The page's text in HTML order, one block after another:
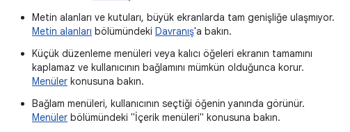
Metin alanları ve kutuları, büyük ekranlarda tam genişliğe ulaşmıyor.
Metin alanları bölümündeki Davranış'a bakın.
Küçük düzenleme menüleri veya kalıcı öğeleri ekranın tamamını
kaplamaz ve kullanıcının bağlamını mümkün olduğunca korur.
Menüler konusuna bakın.
Bağlam menüleri, kullanıcının seçtiği öğenin yanında görünür.
Menüler bölümündeki "İçerik menüleri" konusuna bakın.